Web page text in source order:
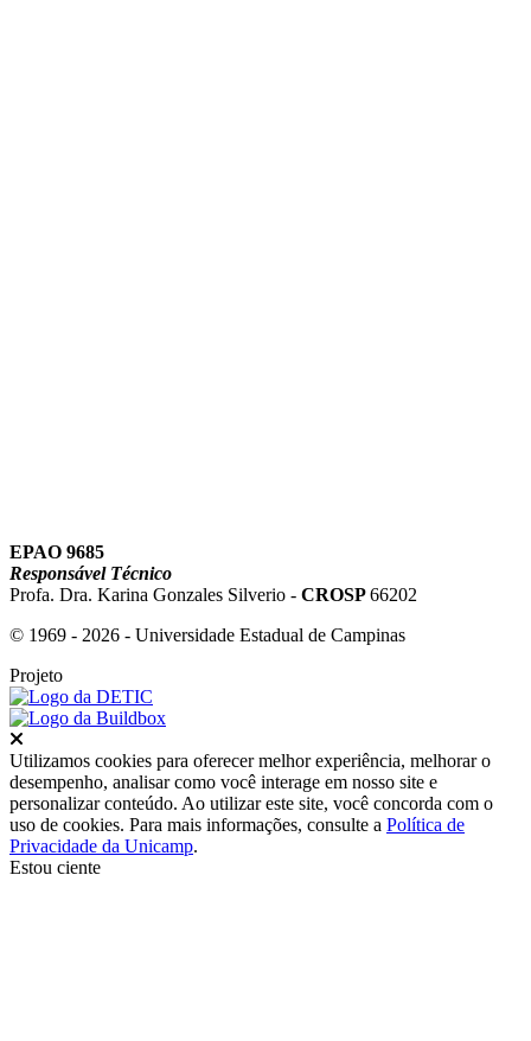
EPAO 9685
Responsável Técnico
Profa. Dra. Karina Gonzales Silverio - CROSP66202
© 1969 - 2026 - Universidade Estadual de Campinas
Projeto
Utilizamos cookies para oferecer melhor experiência, melhorar o
desempenho, analisar como você interage em nosso site e
personalizar conteúdo. Ao utilizar este site, você concorda com o
uso de cookies. Para mais informações, consulte a Política de
Privacidade da Unicamp.
Estou ciente